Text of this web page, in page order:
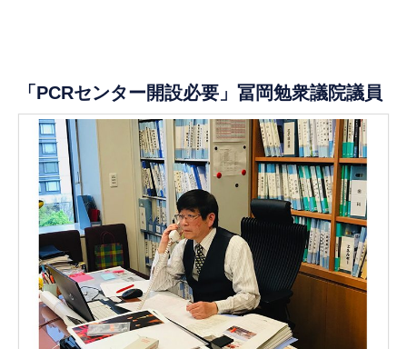
「PCRセンター開設必要」冨岡勉衆議院議員